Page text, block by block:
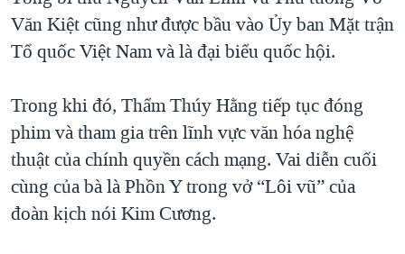
Văn Kiệt cũng như được bầu vào Ủy ban Mặt trận
Tổ quốc Việt Nam và là đại biểu quốc hội.
Trong khi đó, Thẩm Thúy Hằng tiếp tục đóng
phim và tham gia trên lĩnh vực văn hóa nghệ
thuật của chính quyền cách mạng. Vai diễn cuối
cùng của bà là Phồn Y trong vở “Lôi vũ” của
đoàn kịch nói Kim Cương.